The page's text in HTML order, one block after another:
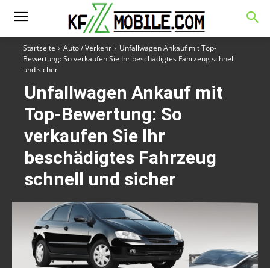
Startseite Auto / Verkehr
Unfallwagen Ankauf mit Top-
Bewertung: So verkaufen Sie Ihr beschädigtes Fahrzeug schnell
und sicher
Unfallwagen Ankauf mit
Top-Bewertung: So
verkaufen Sie Ihr
beschädigtes Fahrzeug
schnell und sicher